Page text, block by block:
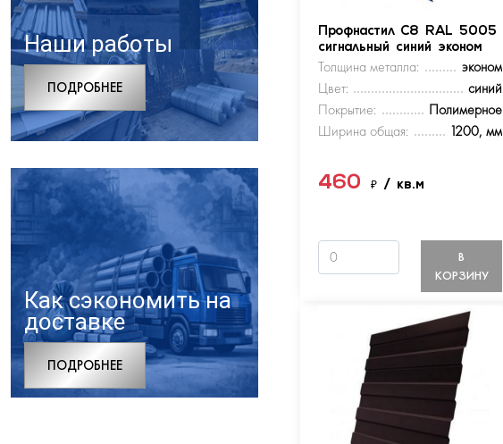
Наши работы
ПОДРОБНЕЕ
Как сэкономить на
доставке
ПОДРОБНЕЕ
Профнастил С8 RAL 5005
сигнальный синий эконом
Толщина металла:
эконом
Цвет:
синий
Покрытие:
Полимерное
Ширина общая:
1200, мм
460₽/ кв.м
В
КОРЗИНУ